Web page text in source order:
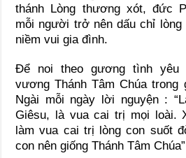
thánh Lòng thương xót, đức
mỗi người trở nên dấu chỉ
niềm vui gia đình.
Để noi theo gương tình yêu
vương Thánh Tâm Chúa trong
Ngài mỗi ngày lời nguyện :
Giêsu, là vua cai trị mọi loài.
làm vua cai trị lòng con suốt
con nên giống Thánh Tâm